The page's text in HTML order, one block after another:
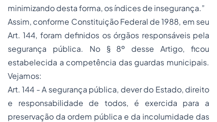
minimizando desta forma, os índices de insegurança.”
Assim, conforme Constituição Federal de 1988, em seu
Art. 144, foram definidos os órgãos responsáveis pela
segurança pública. No § 8º desse Artigo, ficou
estabelecida a competência das guardas municipais.
Vejamos:
Art. 144 - A segurança pública, dever do Estado, direito
e responsabilidade de todos, é exercida para a
preservação da ordem pública e da incolumidade das